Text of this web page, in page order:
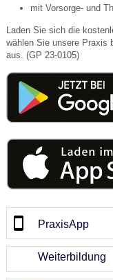
mit Vorsorge- und
Laden Sie sich die
wählen Sie unsere Praxis
aus. (GP 23-0105)
PraxisApp
Weiterbildung